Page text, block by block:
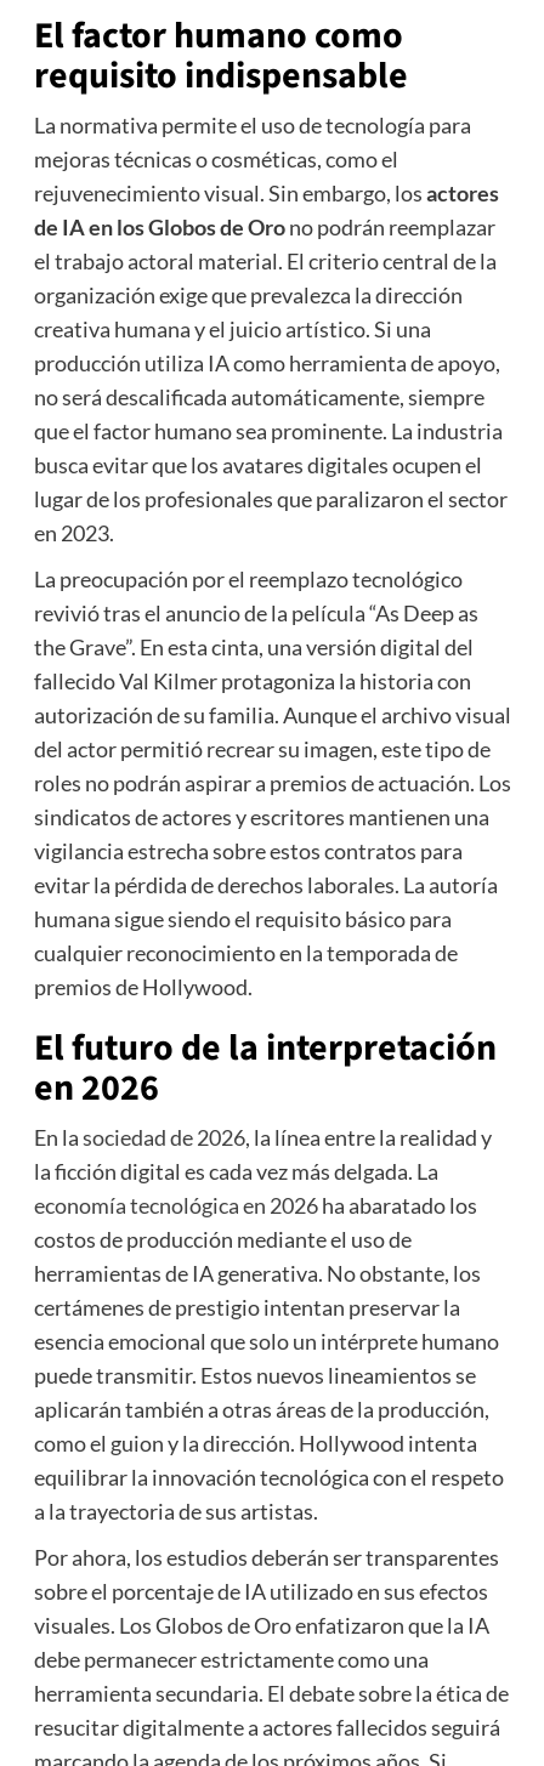
El factor humano como
requisito indispensable
La normativa permite el uso de tecnología para
mejoras técnicas o cosméticas, como el
rejuvenecimiento visual. Sin embargo, losactores
de IA en los Globos de Orono podrán reemplazar
el trabajo actoral material. El criterio central de la
organización exige que prevalezca la dirección
creativa humana y el juicio artístico. Si una
producción utiliza IA como herramienta de apoyo,
no será descalificada automáticamente, siempre
que el factor humano sea prominente. La industria
busca evitar que los avatares digitales ocupen el
lugar de los profesionales que paralizaron el sector
en 2023.
La preocupación por el reemplazo tecnológico
revivió tras el anuncio de la película “As Deep as
the Grave”. En esta cinta, una versión digital del
fallecido Val Kilmer protagoniza la historia con
autorización de su familia. Aunque el archivo visual
del actor permitió recrear su imagen, este tipo de
roles no podrán aspirar a premios de actuación. Los
sindicatos de actores y escritores mantienen una
vigilancia estrecha sobre estos contratos para
evitar la pérdida de derechos laborales. La autoría
humana sigue siendo el requisito básico para
cualquier reconocimiento en la temporada de
premios de Hollywood.
El futuro de la interpretación
en 2026
En lasociedad de 2026, la línea entre la realidad y
la ficción digital es cada vez más delgada. La
economía tecnológica en 2026ha abaratado los
costos de producción mediante el uso de
herramientas de IA generativa. No obstante, los
certámenes de prestigio intentan preservar la
esencia emocional que solo un intérprete humano
puede transmitir. Estos nuevos lineamientos se
aplicarán también a otras áreas de la producción,
como el guion y la dirección. Hollywood intenta
equilibrar la innovación tecnológica con el respeto
a la trayectoria de sus artistas.
Por ahora, los estudios deberán ser transparentes
sobre el porcentaje de IA utilizado en sus efectos
visuales. Los Globos de Oro enfatizaron que la IA
debe permanecer estrictamente como una
herramienta secundaria. El debate sobre la ética de
resucitar digitalmente a actores fallecidos seguirá